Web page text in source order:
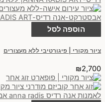
הוספה לסל
ציור מקורי | פיגורטיבי ללא מעצורים
₪2,700